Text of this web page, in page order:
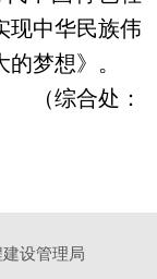
现中华民族伟
梦想》。
（综合处：
设管理局